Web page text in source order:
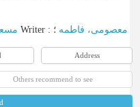
Writer : معصومی، فاطمه ؛
Address
Others recommend to see